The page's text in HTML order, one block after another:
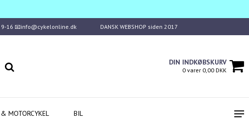
9-16 📧info@cykelonline.dk DANSK WEBSHOP siden 2017
DIN INDKØBSKURV
0 varer 0,00 DKK
MOTORCYKEL BIL